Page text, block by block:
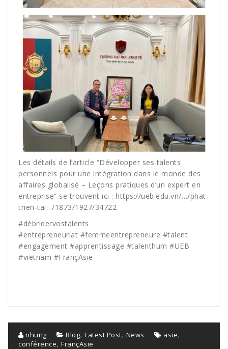
Les détails de l’article “Développer ses talents
personnels pour une intégration dans le monde des
affaires globalisé – Leçons pratiques d’un expert en
entreprise” se trouvent ici : https://ueb.edu.vn/…/phat-
trien-tai…/1873/1927/34722
#débridervostalents
#entrepreneuriat #femmeentrepreneure #talent
#engagement #apprentissage #talenthum #UEB
#vietnam #FrançAsie
nhung Blog, Latest Post, News asie,
conférence, FrançAsie